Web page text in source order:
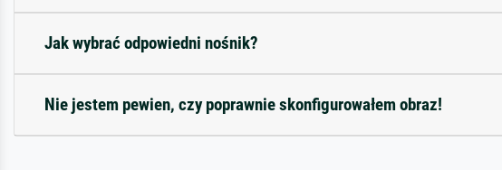
Jak wybrać odpowiedni nośnik?
Nie jestem pewien, czy poprawnie skonfigurowałem obraz!